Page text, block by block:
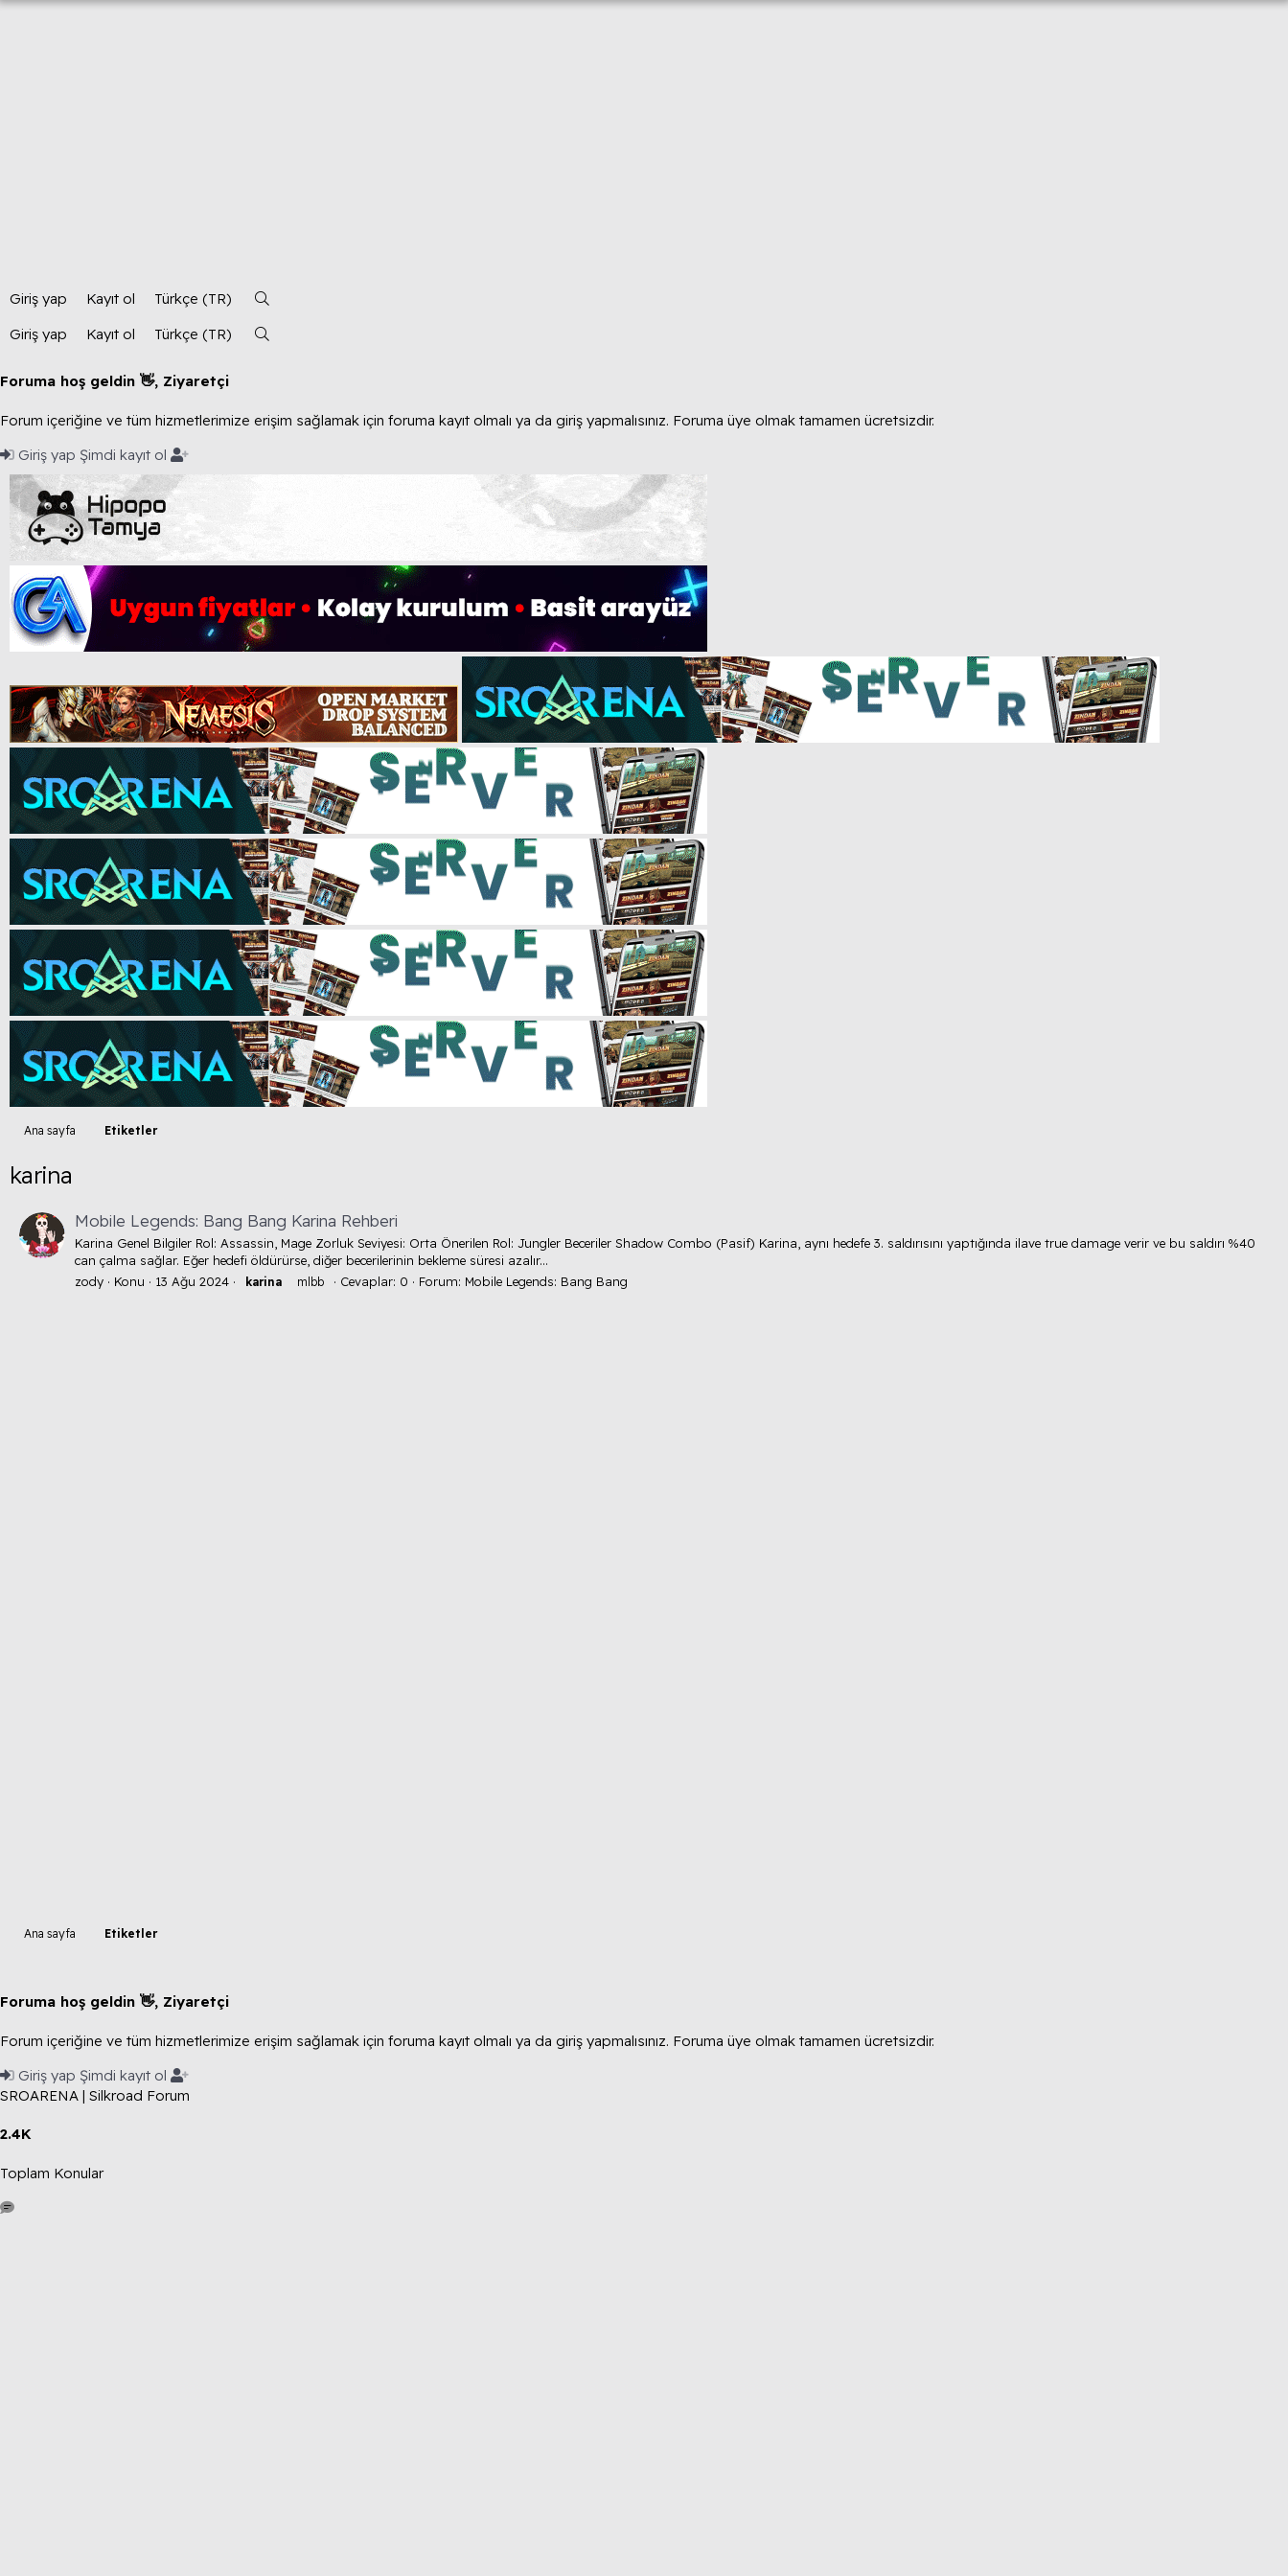
Giriş yap Kayıt ol
Türkçe (TR)
Giriş yap
Kayıt ol Türkçe (TR)
Foruma hoş geldin 👋, Ziyaretçi
Forum içeriğine ve tüm hizmetlerimize erişim sağlamak için foruma kayıt olmalı ya da giriş yapmalısınız. Foruma üye olmak tamamen ücretsizdir.
Giriş yap Şimdi kayıt ol
Ana sayfa Etiketler
karina
Mobile Legends: Bang Bang Karina Rehberi
Karina Genel Bilgiler Rol: Assassin, Mage Zorluk Seviyesi: Orta Önerilen Rol: Jungler Beceriler Shadow Combo (Pasif) Karina, aynı hedefe 3. saldırısını yaptığında ilave true damage verir ve bu saldırı %40
can çalma sağlar. Eğer hedefi öldürürse, diğer becerilerinin bekleme süresi azalır...
zody
Konu 13 Ağu 2024 karina mlbb Cevaplar: 0 Forum: Mobile Legends: Bang Bang
Ana sayfa Etiketler
Foruma hoş geldin 👋, Ziyaretçi
Forum içeriğine ve tüm hizmetlerimize erişim sağlamak için foruma kayıt olmalı ya da giriş yapmalısınız. Foruma üye olmak tamamen ücretsizdir.
Giriş yap Şimdi kayıt ol
SROARENA | Silkroad Forum
2.4K
Toplam Konular